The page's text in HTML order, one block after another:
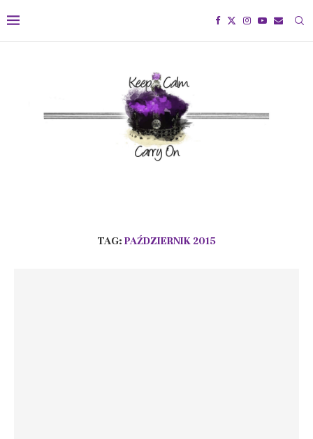
TAG: PAŹDZIERNIK 2015